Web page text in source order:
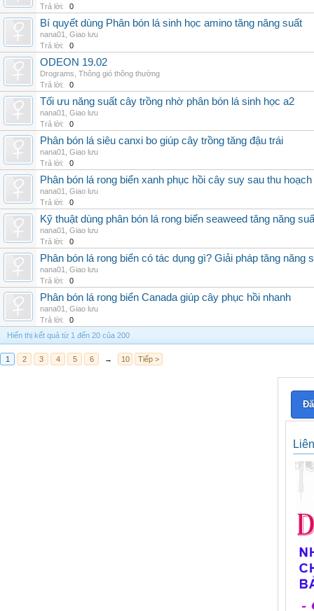
Trả lời:
0
Bí quyết dùng Phân bón lá sinh học amino tăng năng suất
nana01
Giao lưu
Trả lời:
0
ODEON 19.02
Drograms Thông gió thông thường
Trả lời:
0
Tối ưu năng suất cây trồng nhờ phân bón lá sinh học a2
nana01
Giao lưu
Trả lời:
0
Phân bón lá siêu canxi bo giúp cây trồng tăng đậu trái
nana01
Giao lưu
Trả lời:
0
Phân bón lá rong biển xanh phục hồi cây suy sau thu hoạch
nana01
Giao lưu
Trả lời:
0
Kỹ thuật dùng phân bón lá rong biển seaweed tăng năng
nana01
Giao lưu
Trả lời:
0
Phân bón lá rong biển có tác dụng gì? Giải pháp tăng năng
nana01
Giao lưu
Trả lời:
0
Phân bón lá rong biển Canada giúp cây phục hồi nhanh
nana01
Giao lưu
Trả lời:
0
Hiển thị kết quả từ 1 đến 20 của 200
1 2 3 4 5 6 → 10 Tiếp >